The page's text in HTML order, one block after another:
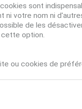
sont
votre nom ni
de les
option.
ou cookies de